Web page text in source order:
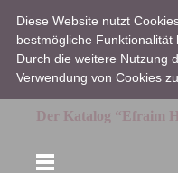
Efraim Habermann
Der Katalog “Efraim
Diese Website nutzt
bestmögliche Funktionalität
Durch die weitere Nutzung
Verwendung von Cookies zu.